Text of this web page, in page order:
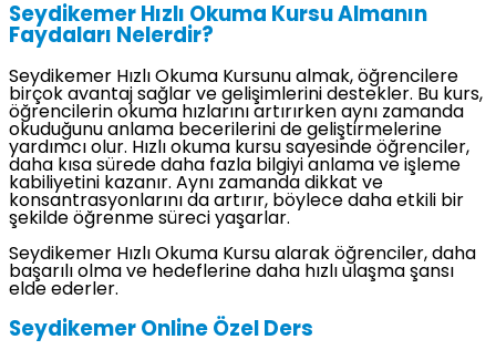
Seydikemer Hızlı Okuma Kursu Almanın
Faydaları Nelerdir?
Seydikemer Hızlı Okuma Kursunu almak, öğrencilere
birçok avantaj sağlar ve gelişimlerini destekler. Bu kurs,
öğrencilerin okuma hızlarını artırırken aynı zamanda
okuduğunu anlama becerilerini de geliştirmelerine
yardımcı olur. Hızlı okuma kursu sayesinde öğrenciler,
daha kısa sürede daha fazla bilgiyi anlama ve işleme
kabiliyetini kazanır. Aynı zamanda dikkat ve
konsantrasyonlarını da artırır, böylece daha etkili bir
şekilde öğrenme süreci yaşarlar.
Seydikemer Hızlı Okuma Kursu alarak öğrenciler, daha
başarılı olma ve hedeflerine daha hızlı ulaşma şansı
elde ederler.
Seydikemer Online Özel Ders